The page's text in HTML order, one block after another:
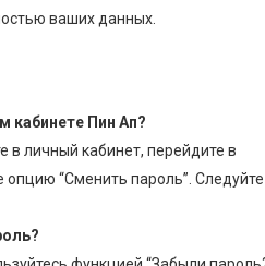
ваших данных.
кабинете Пин Ап?
в личный кабинет, перейдите в
опцию “Сменить пароль”. Следуйте